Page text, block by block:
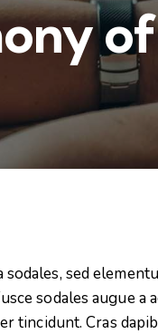
sed
sodales augue a
tincidunt. Cras